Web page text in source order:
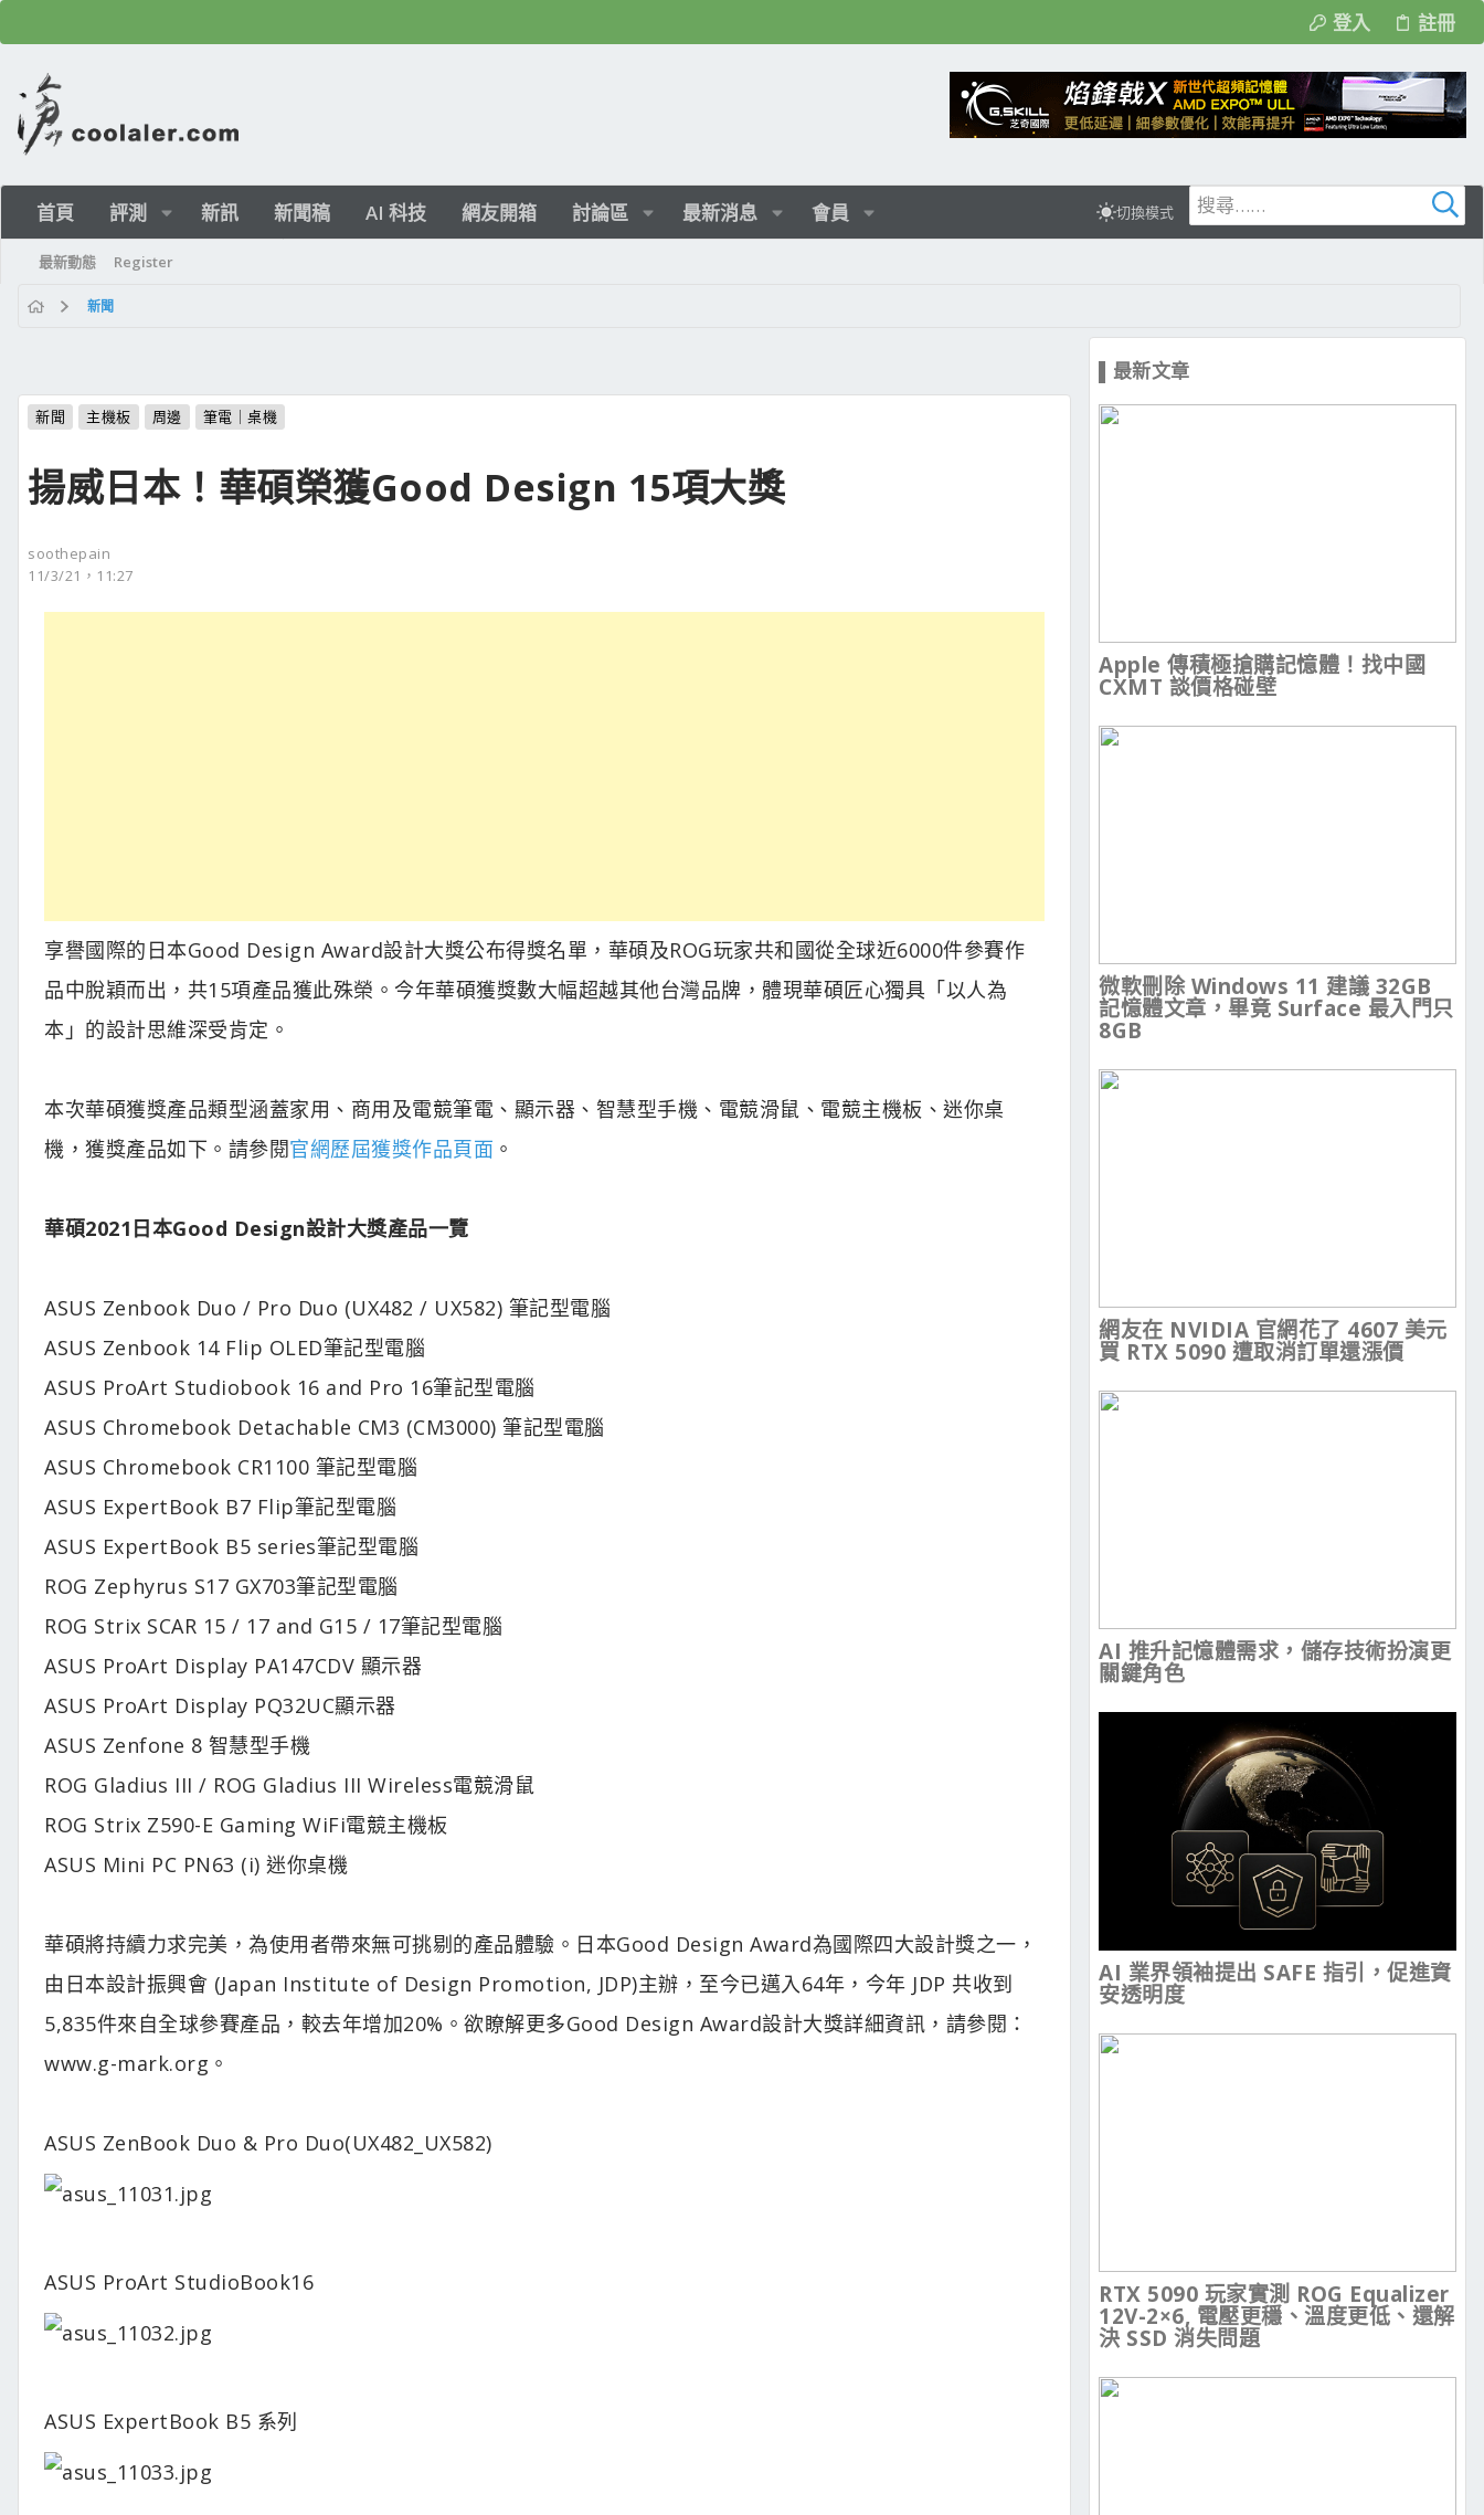
登入 註冊
首頁 評測 新訊 新聞稿 AI 科技 網友開箱 討論區 最新消息 會員 切換模式
最新動態 Register
新聞
新聞 主機板 周邊 筆電｜桌機
揚威日本！華碩榮獲Good Design 15項大獎
soothepain
11/3/21，11:27
享譽國際的日本Good Design Award設計大獎公布得獎名單，華碩及ROG玩家共和國從全球近6000件參賽作
品中脫穎而出，共15項產品獲此殊榮。今年華碩獲獎數大幅超越其他台灣品牌，體現華碩匠心獨具「以人為
本」的設計思維深受肯定。
本次華碩獲獎產品類型涵蓋家用、商用及電競筆電、顯示器、智慧型手機、電競滑鼠、電競主機板、迷你桌
機，獲獎產品如下。請參閱官網歷屆獲獎作品頁面 。
華碩2021日本Good Design設計大獎產品一覽
ASUS Zenbook Duo / Pro Duo (UX482 / UX582) 筆記型電腦
ASUS Zenbook 14 Flip OLED筆記型電腦
ASUS ProArt Studiobook 16 and Pro 16筆記型電腦
ASUS Chromebook Detachable CM3 (CM3000) 筆記型電腦
ASUS Chromebook CR1100 筆記型電腦
ASUS ExpertBook B7 Flip筆記型電腦
ASUS ExpertBook B5 series筆記型電腦
ROG Zephyrus S17 GX703筆記型電腦
ROG Strix SCAR 15 / 17 and G15 / 17筆記型電腦
ASUS ProArt Display PA147CDV 顯示器
ASUS ProArt Display PQ32UC顯示器
ASUS Zenfone 8 智慧型手機
ROG Gladius III / ROG Gladius III Wireless電競滑鼠
ROG Strix Z590-E Gaming WiFi電競主機板
ASUS Mini PC PN63 (i) 迷你桌機
華碩將持續力求完美，為使用者帶來無可挑剔的產品體驗。日本Good Design Award為國際四大設計獎之一，
由日本設計振興會 (Japan Institute of Design Promotion, JDP)主辦，至今已邁入64年，今年 JDP 共收到
5,835件來自全球參賽產品，較去年增加20%。欲瞭解更多Good Design Award設計大獎詳細資訊，請參閱：
www.g-mark.org。
ASUS ZenBook Duo & Pro Duo(UX482_UX582)
ASUS ProArt StudioBook16
ASUS ExpertBook B5 系列
▌最新文章
Apple 傳積極搶購記憶體！找中國
CXMT 談價格碰壁
微軟刪除 Windows 11 建議 32GB
記憶體文章，畢竟 Surface 最入門只
8GB
網友在 NVIDIA 官網花了 4607 美元
買 RTX 5090 遭取消訂單還漲價
AI 推升記憶體需求，儲存技術扮演更
關鍵角色
AI 業界領袖提出 SAFE 指引，促進資
安透明度
RTX 5090 玩家實測 ROG Equalizer
12V-2×6, 電壓更穩、溫度更低、還解
決 SSD 消失問題